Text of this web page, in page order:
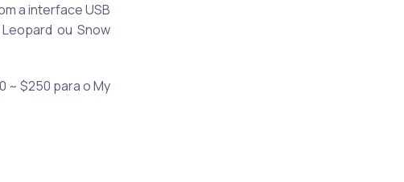
a interface USB
ou Snow
~ $250 para o My